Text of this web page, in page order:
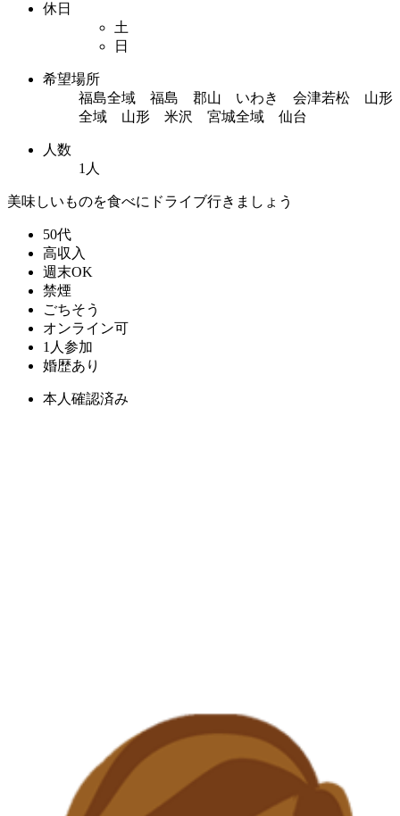
休日
土
日
希望場所
福島全域 福島 郡山 いわき 会津若松 山形
全域 山形 米沢 宮城全域 仙台
人数
1人
美味しいものを食べにドライブ行きましょう
50代
高収入
週末OK
禁煙
ごちそう
オンライン可
1人参加
婚歴あり
本人確認済み